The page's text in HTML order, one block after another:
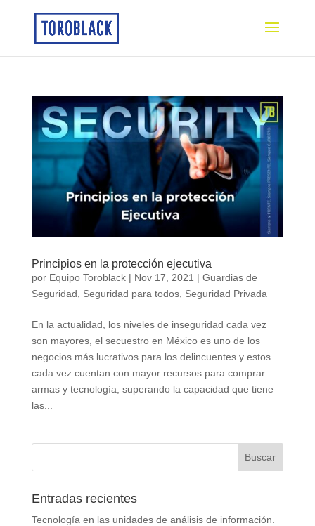
Principios en la protección ejecutiva
por Equipo Toroblack| Nov 17, 2021 | Guardias de
Seguridad
Seguridad para todos, Seguridad Privada
En la actualidad, los niveles de inseguridad cada vez
son mayores, el secuestro en México es uno de los
negocios más lucrativos para los delincuentes y estos
cada vez cuentan con mayor recursos para comprar
armas y tecnología, superando la capacidad que tiene
las...
Entradas recientes
Tecnología en las unidades de análisis de información.